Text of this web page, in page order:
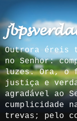
Outrora éreis
no Senhor:
luzes. Ora, o
justiça e
agradável ao
cumplicidade
trevas; pelo